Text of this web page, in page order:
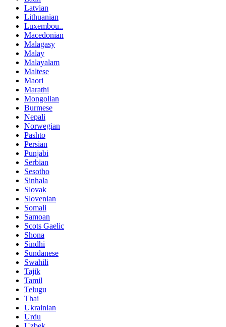
Latvian
Lithuanian
Luxembou..
Macedonian
Malagasy
Malay
Malayalam
Maltese
Maori
Marathi
Mongolian
Burmese
Nepali
Norwegian
Pashto
Persian
Punjabi
Serbian
Sesotho
Sinhala
Slovak
Slovenian
Somali
Samoan
Scots Gaelic
Shona
Sindhi
Sundanese
Swahili
Tajik
Tamil
Telugu
Thai
Ukrainian
Urdu